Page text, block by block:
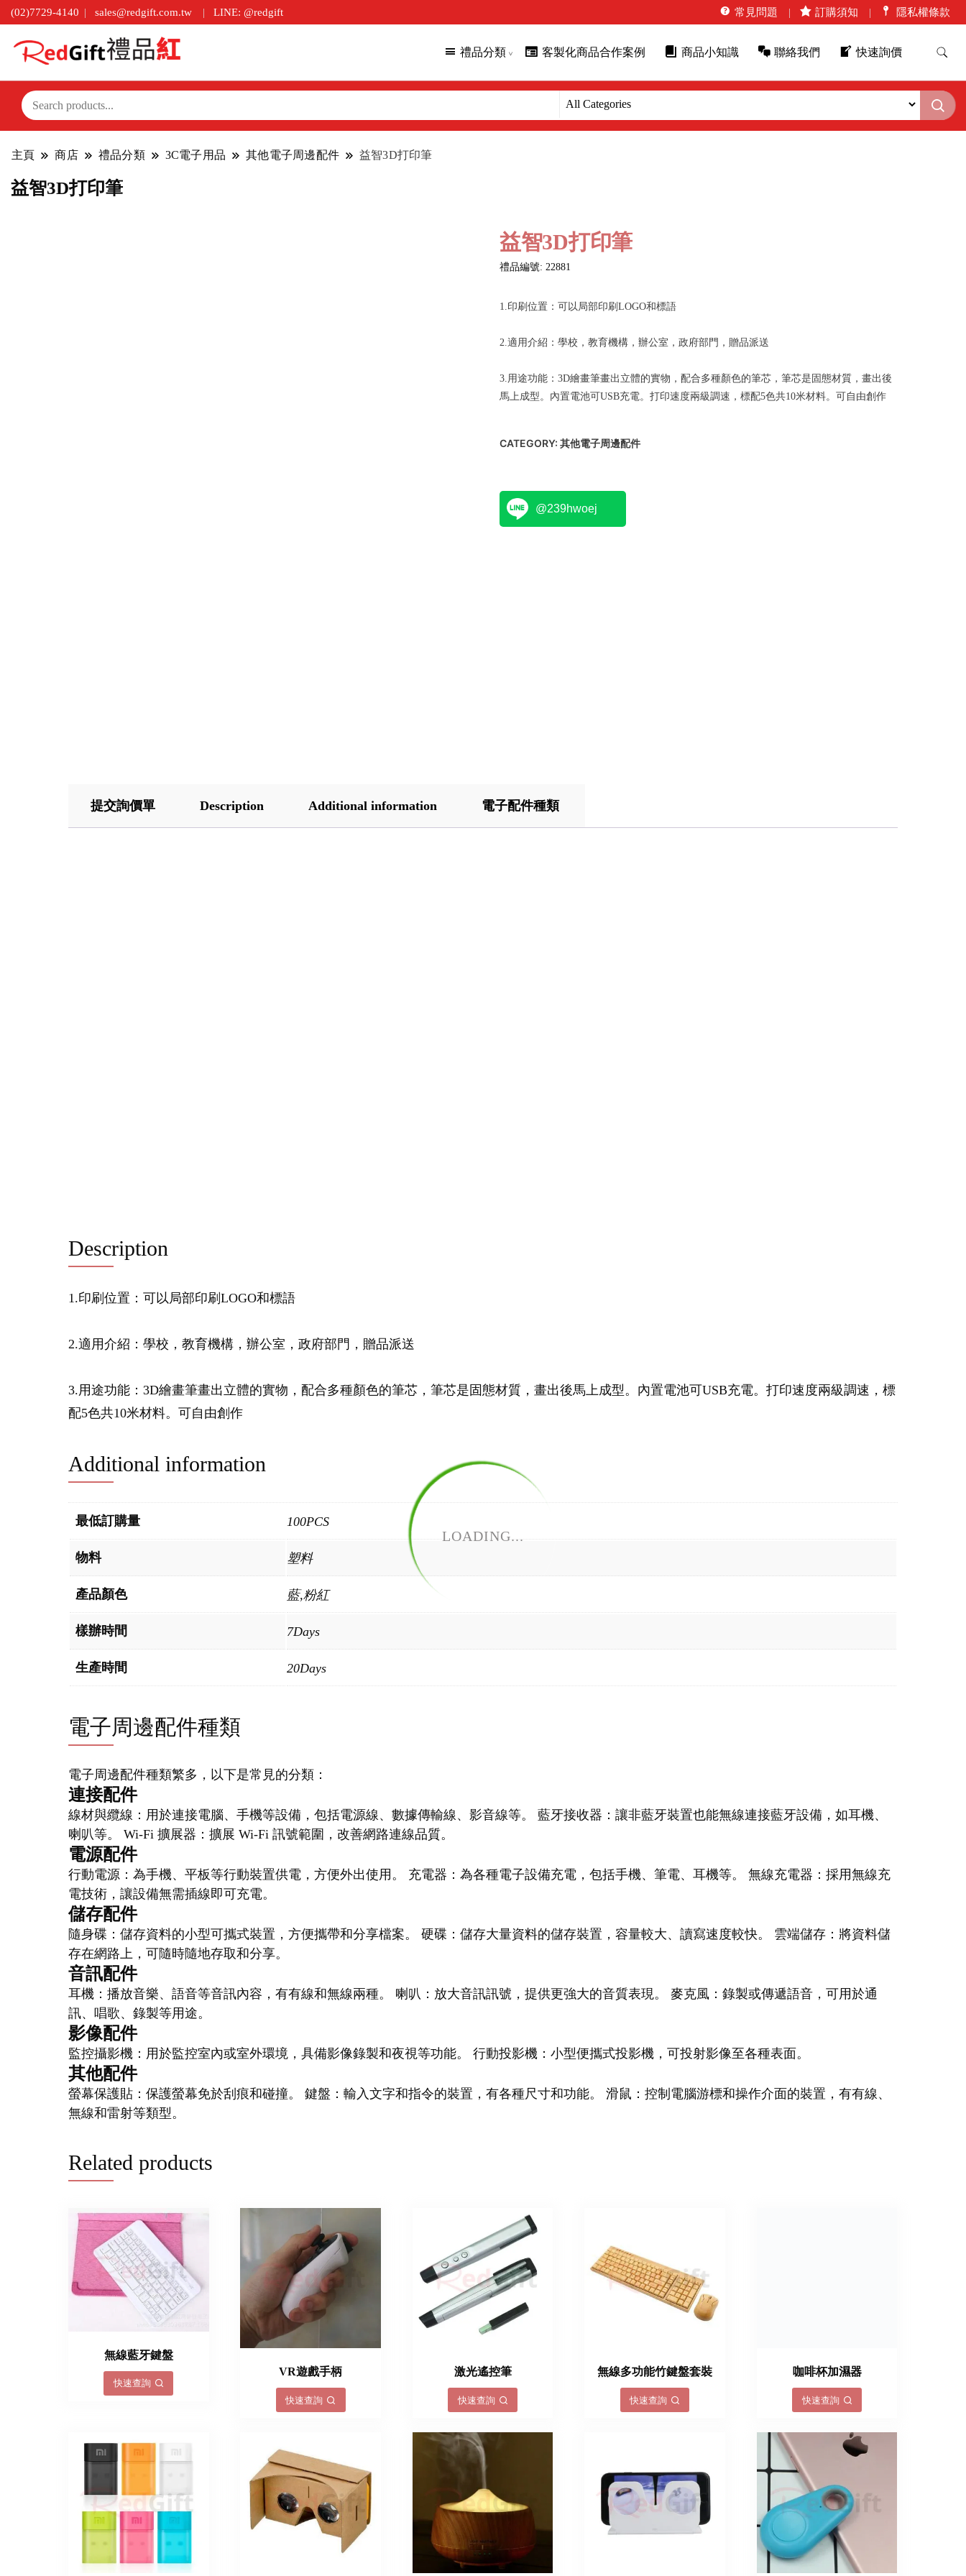
(02)7729-4140 sales@redgift.com.tw LINE: @redgift 常見問題 訂購須知 隱私權條款
禮品分類 客製化商品合作案例 商品小知識 聯絡我們 快速詢價
主頁 商店 禮品分類 3C電子用品 其他電子周邊配件 益智3D打印筆
益智3D打印筆
LOADING...
益智3D打印筆
禮品編號: 22881
1.印刷位置：可以局部印刷LOGO和標語
2.適用介紹：學校，教育機構，辦公室，政府部門，贈品派送
3.用途功能：3D繪畫筆畫出立體的實物，配合多種顏色的筆芯，筆芯是固態材質，畫出後
馬上成型。內置電池可USB充電。打印速度兩級調速，標配5色共10米材料。可自由創作
CATEGORY:其他電子周邊配件
@239hwoej
提交詢價單 Description Additional information 電子配件種類
Description
1.印刷位置：可以局部印刷LOGO和標語
2.適用介紹：學校，教育機構，辦公室，政府部門，贈品派送
3.用途功能：3D繪畫筆畫出立體的實物，配合多種顏色的筆芯，筆芯是固態材質，畫出後馬上成型。內置電池可USB充電。打印速度兩級調速，標
配5色共10米材料。可自由創作
Additional information
最低訂購量 100PCS
物料 塑料
產品顏色 藍,粉紅
樣辦時間 7Days
生產時間 20Days
電子周邊配件種類
電子周邊配件種類繁多，以下是常見的分類：
連接配件
線材與纜線：用於連接電腦、手機等設備，包括電源線、數據傳輸線、影音線等。 藍牙接收器：讓非藍牙裝置也能無線連接藍牙設備，如耳機、
喇叭等。 Wi-Fi 擴展器：擴展 Wi-Fi 訊號範圍，改善網路連線品質。
電源配件
行動電源：為手機、平板等行動裝置供電，方便外出使用。 充電器：為各種電子設備充電，包括手機、筆電、耳機等。 無線充電器：採用無線充
電技術，讓設備無需插線即可充電。
儲存配件
隨身碟：儲存資料的小型可攜式裝置，方便攜帶和分享檔案。 硬碟：儲存大量資料的儲存裝置，容量較大、讀寫速度較快。 雲端儲存：將資料儲
存在網路上，可隨時隨地存取和分享。
音訊配件
耳機：播放音樂、語音等音訊內容，有有線和無線兩種。 喇叭：放大音訊訊號，提供更強大的音質表現。 麥克風：錄製或傳遞語音，可用於通
訊、唱歌、錄製等用途。
影像配件
監控攝影機：用於監控室內或室外環境，具備影像錄製和夜視等功能。 行動投影機：小型便攜式投影機，可投射影像至各種表面。
其他配件
螢幕保護貼：保護螢幕免於刮痕和碰撞。 鍵盤：輸入文字和指令的裝置，有各種尺寸和功能。 滑鼠：控制電腦游標和操作介面的裝置，有有線、
無線和雷射等類型。
Related products
無線藍牙鍵盤
快速查詢
VR遊戲手柄
快速查詢
激光遙控筆
快速查詢
無線多功能竹鍵盤套裝
快速查詢
咖啡杯加濕器
快速查詢